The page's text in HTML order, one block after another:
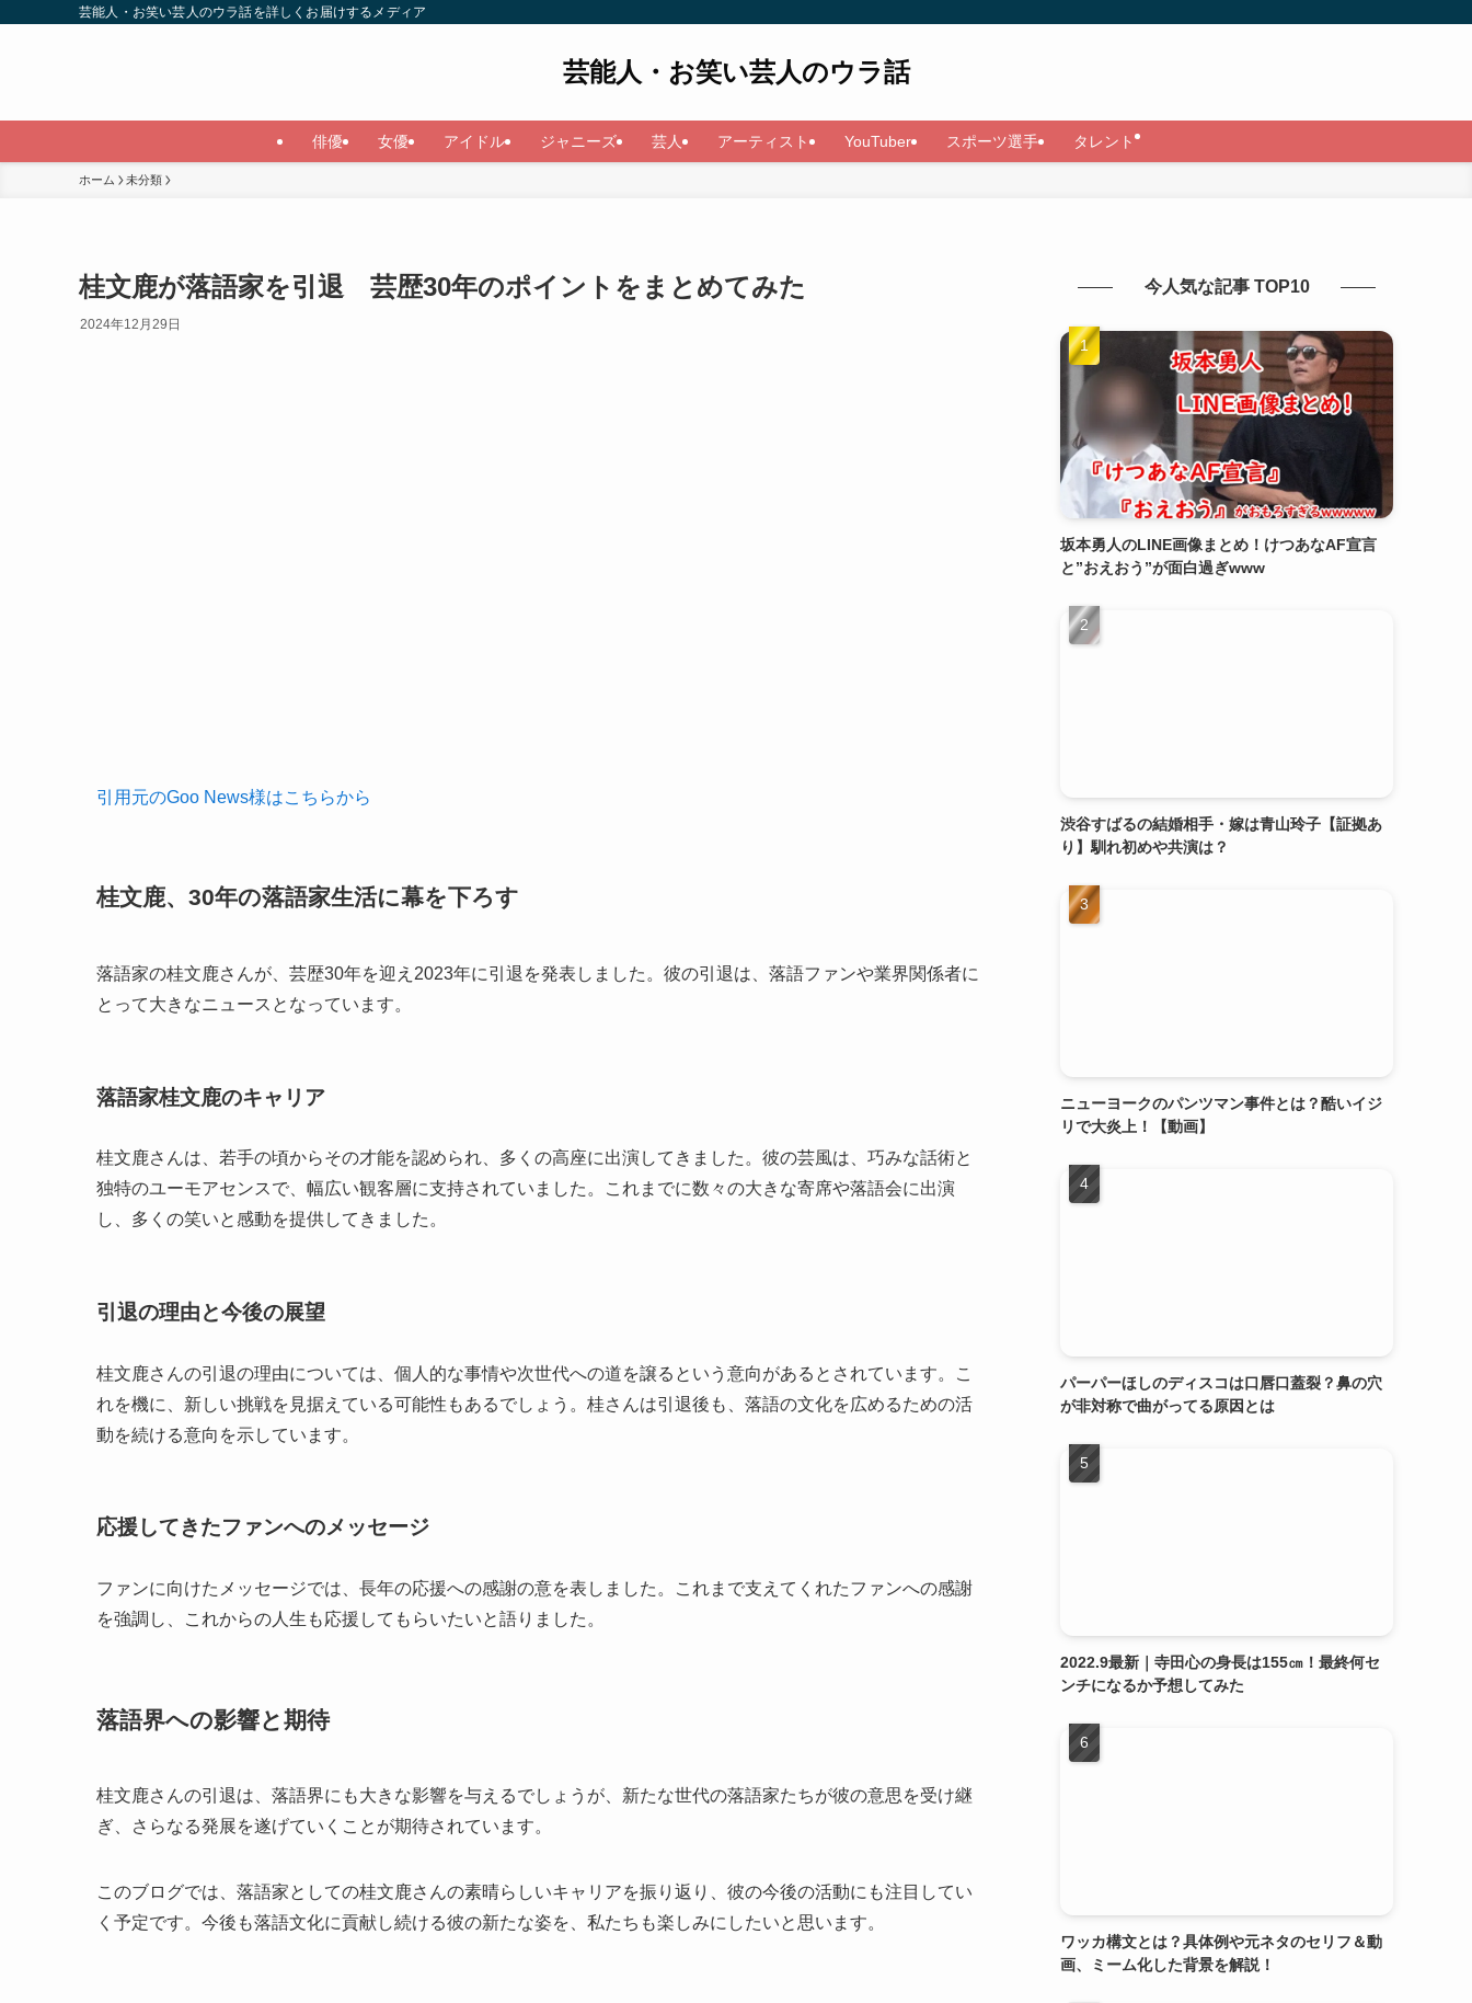
芸能人・お笑い芸人のウラ話を詳しくお届けするメディア
芸能人・お笑い芸人のウラ話
俳優 女優 アイドル ジャニーズ 芸人 アーティスト YouTuber スポーツ選手 タレント
ホーム 未分類
桂文鹿が落語家を引退 芸歴30年のポイントをまとめてみた
2024年12月29日
引用元のGoo News様はこちらから
桂文鹿、30年の落語家生活に幕を下ろす
落語家の桂文鹿さんが、芸歴30年を迎え2023年に引退を発表しました。彼の引退は、落語ファンや業界関係者に
とって大きなニュースとなっています。
落語家桂文鹿のキャリア
桂文鹿さんは、若手の頃からその才能を認められ、多くの高座に出演してきました。彼の芸風は、巧みな話術と
独特のユーモアセンスで、幅広い観客層に支持されていました。これまでに数々の大きな寄席や落語会に出演
し、多くの笑いと感動を提供してきました。
引退の理由と今後の展望
桂文鹿さんの引退の理由については、個人的な事情や次世代への道を譲るという意向があるとされています。こ
れを機に、新しい挑戦を見据えている可能性もあるでしょう。桂さんは引退後も、落語の文化を広めるための活
動を続ける意向を示しています。
応援してきたファンへのメッセージ
ファンに向けたメッセージでは、長年の応援への感謝の意を表しました。これまで支えてくれたファンへの感謝
を強調し、これからの人生も応援してもらいたいと語りました。
落語界への影響と期待
桂文鹿さんの引退は、落語界にも大きな影響を与えるでしょうが、新たな世代の落語家たちが彼の意思を受け継
ぎ、さらなる発展を遂げていくことが期待されています。
このブログでは、落語家としての桂文鹿さんの素晴らしいキャリアを振り返り、彼の今後の活動にも注目してい
く予定です。今後も落語文化に貢献し続ける彼の新たな姿を、私たちも楽しみにしたいと思います。
今人気な記事 TOP10
坂本勇人のLINE画像まとめ！けつあなAF宣言
と”おえおう”が面白過ぎwww
渋谷すばるの結婚相手・嫁は青山玲子【証拠あ
り】馴れ初めや共演は？
ニューヨークのパンツマン事件とは？酷いイジ
リで大炎上！【動画】
パーパーほしのディスコは口唇口蓋裂？鼻の穴
が非対称で曲がってる原因とは
2022.9最新｜寺田心の身長は155㎝！最終何セ
ンチになるか予想してみた
ワッカ構文とは？具体例や元ネタのセリフ＆動
画、ミーム化した背景を解説！